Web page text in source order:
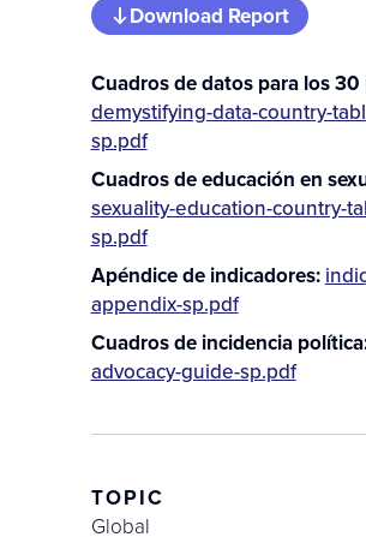
Download Report
Additional
Downloads
Cuadros de datos para los 30
demystifying-data-country-
sp.pdf
Cuadros de educación en
sexuality-education-country-
sp.pdf
Apéndice de indicadores
appendix-sp.pdf
Cuadros de incidencia política
advocacy-guide-sp.pdf
TOPIC
Global